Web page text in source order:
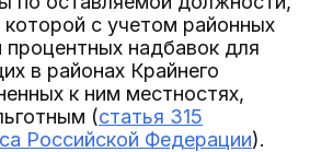
с учетом районных
надбавок для
в районах Крайнего
к ним местностях,
(статья 315
Российской Федерации).